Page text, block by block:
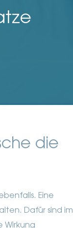
die
Eine
Dafür sind im
Wirkung